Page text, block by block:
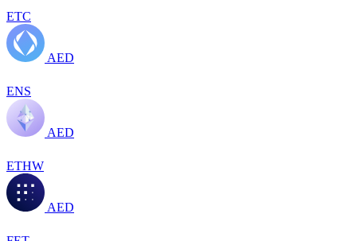
ETC
AED
ENS
AED
ETHW
AED